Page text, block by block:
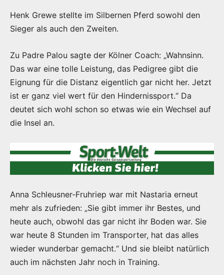
Henk Grewe stellte im Silbernen Pferd sowohl den
Sieger als auch den Zweiten.
Zu Padre Palou sagte der Kölner Coach: „Wahnsinn.
Das war eine tolle Leistung, das Pedigree gibt die
Eignung für die Distanz eigentlich gar nicht her. Jetzt
ist er ganz viel wert für den Hindernissport.“ Da
deutet sich wohl schon so etwas wie ein Wechsel auf
die Insel an.
Anna Schleusner-Fruhriep war mit Nastaria erneut
mehr als zufrieden: „Sie gibt immer ihr Bestes, und
heute auch, obwohl das gar nicht ihr Boden war. Sie
war heute 8 Stunden im Transporter, hat das alles
wieder wunderbar gemacht.“ Und sie bleibt natürlich
auch im nächsten Jahr noch in Training.